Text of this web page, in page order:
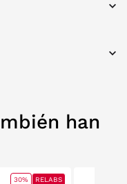
han
30% RELABS